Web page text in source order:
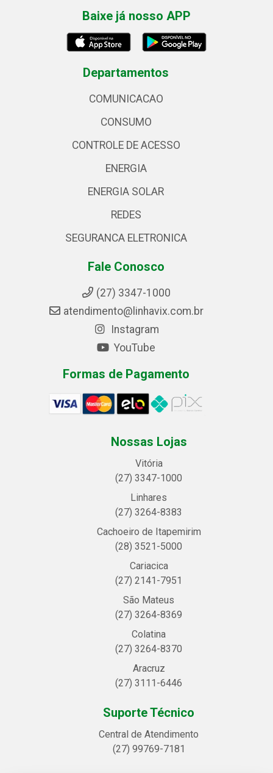
Baixe já nosso APP
Departamentos
COMUNICACAO
CONSUMO
CONTROLE DE ACESSO
ENERGIA
ENERGIA SOLAR
REDES
SEGURANCA ELETRONICA
Fale Conosco
(27) 3347-1000
atendimento@linhavix.com.br
Instagram
YouTube
Formas de Pagamento
Nossas Lojas
Vitória
(27) 3347-1000
Linhares
(27) 3264-8383
Cachoeiro de Itapemirim
(28) 3521-5000
Cariacica
(27) 2141-7951
São Mateus
(27) 3264-8369
Colatina
(27) 3264-8370
Aracruz
(27) 3111-6446
Suporte Técnico
Central de Atendimento
(27) 99769-7181